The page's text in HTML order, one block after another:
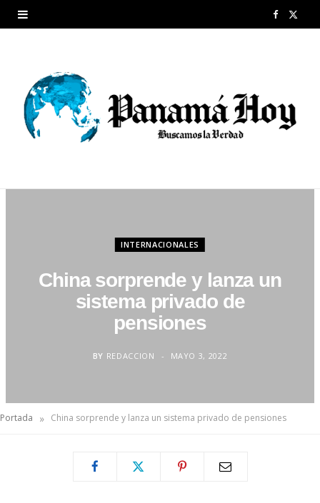
F
b
INTERNACIONALES
China sorprende y lanza un
sistema privado de
pensiones
BY REDACCION MAYO 3, 2022
Portada » China sorprende y lanza un sistema privado de pensiones